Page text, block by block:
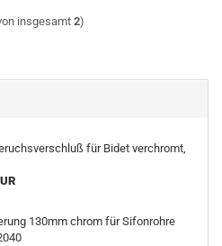
insgesamt2)
für Bidet verchromt,
130mm chrom für Sifonrohre